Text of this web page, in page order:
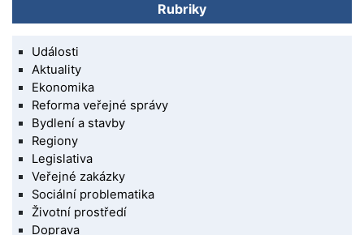
Rubriky
Události
Aktuality
Ekonomika
Reforma veřejné správy
Bydlení a stavby
Regiony
Legislativa
Veřejné zakázky
Sociální problematika
Životní prostředí
Doprava